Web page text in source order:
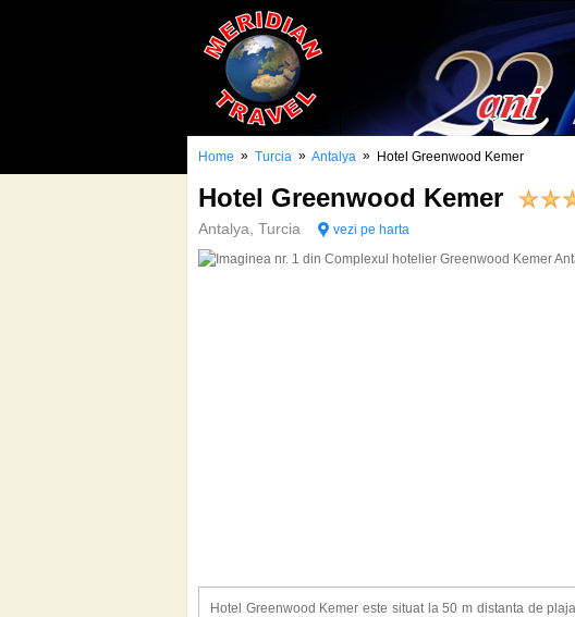
Home » Turcia » Antalya » Hotel Greenwood Kemer
Hotel Greenwood Kemer
Antalya, Turcia vezi pe harta
Hotel Greenwood Kemer este situat la 50 m distanta de